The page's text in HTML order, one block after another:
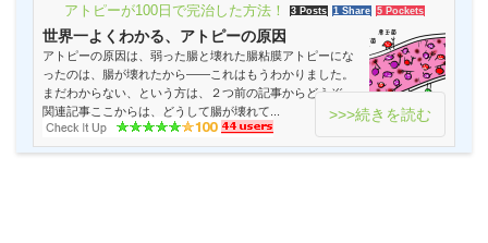
アトピーが100日で完治した方法！ 3 Posts 1 Share 5 Pockets
世界一よくわかる、アトピーの原因
アトピーの原因は、弱った腸と壊れた腸粘膜アトピーにな
ったのは、腸が壊れたから――これはもうわかりました。
まだわからない、という方は、２つ前の記事からどうぞ。
関連記事ここからは、どうして腸が壊れて...
>>>続きを読む